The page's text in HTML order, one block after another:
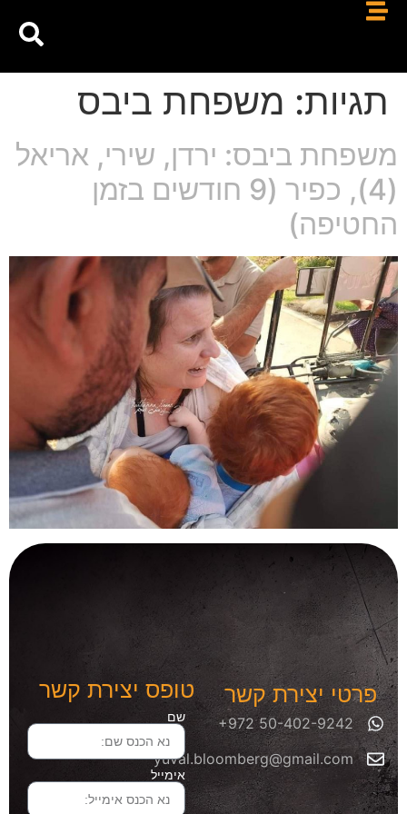
תגיות: משפחת ביבס
משפחת ביבס: ירדן, שירי, אריאל
(4), כפיר (9 חודשים בזמן
החטיפה)
פרטי יצירת קשר
yuval.bloomberg@gmail.com
טופס יצירת קשר
שם
אימייל